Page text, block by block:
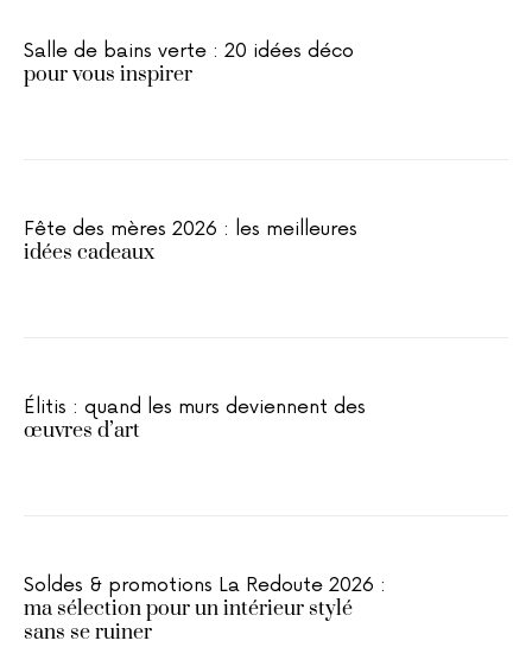
Salle de bains verte : 20 idées déco
pour vous inspirer
Fête des mères 2026 : les meilleures
idées cadeaux
Élitis : quand les murs deviennent des
œuvres d’art
Soldes & promotions La Redoute 2026 :
ma sélection pour un intérieur stylé
sans se ruiner